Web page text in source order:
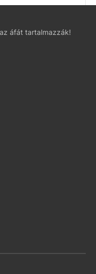
áfát tartalmazzák!